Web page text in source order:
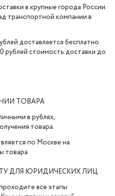
в крупные города России.
транспортной компании в
доставляется бесплатно.
рублей стоимость доставки до
ТОВАРА
в рублях,
товара.
по Москве на
товара.
ДЛЯ ЮРИДИЧЕСКИХ ЛИЦ
все этапы